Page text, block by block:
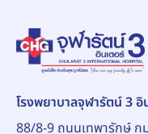
โรงพยาบาลจุฬารัตน์ 3 อิ
88/8-9 ถนนเทพารักษ์ ก